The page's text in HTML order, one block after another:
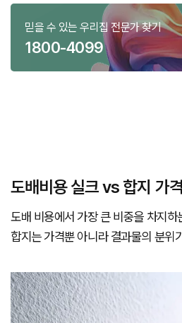
믿을 수 있는 우리집 전문가 찾기
1800-4099
도배비용 실크 vs 합지 가
도배 비용에서 가장 큰 비중을 차지
합지는 가격뿐 아니라 결과물의 분위